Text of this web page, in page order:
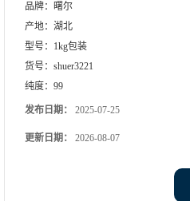
品牌： 曙尔
产地： 湖北
型号： 1kg包装
货号： shuer3221
纯度： 99
发布日期： 2025-07-25
更新日期： 2026-08-07